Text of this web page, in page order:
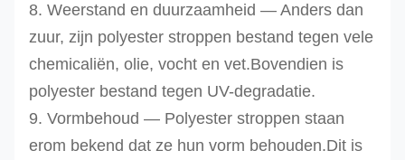
8. Weerstand en duurzaamheid — Anders dan
zuur, zijn polyester stroppen bestand tegen vele
chemicaliën, olie, vocht en vet.Bovendien is
polyester bestand tegen UV-degradatie.
9. Vormbehoud — Polyester stroppen staan ​​
erom bekend dat ze hun vorm behouden.Dit is